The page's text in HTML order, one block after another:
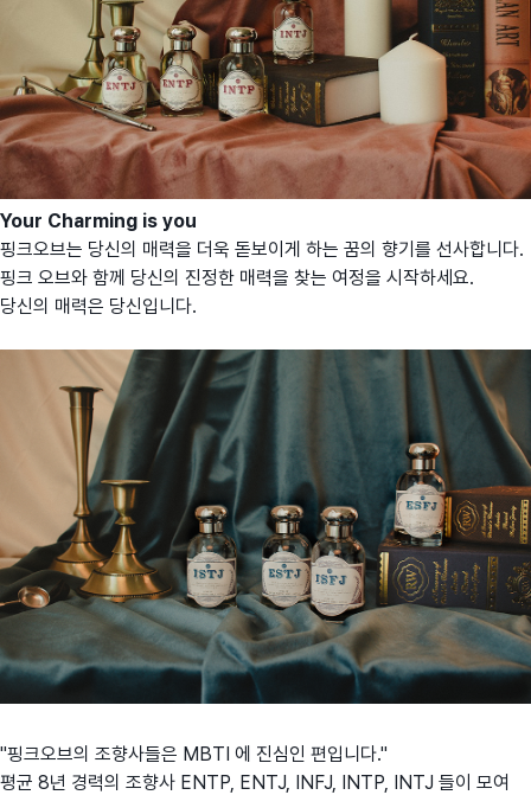
Your Charming is you
핑크오브는 당신의 매력을 더욱 돋보이게 하는 꿈의 향기를 선사합니다.
핑크 오브와 함께 당신의 진정한 매력을 찾는 여정을 시작하세요.
당신의 매력은 당신입니다.
"핑크오브의 조향사들은 MBTI 에 진심인 편입니다."
평균 8년 경력의 조향사 ENTP, ENTJ, INFJ, INTP, INTJ 들이 모여